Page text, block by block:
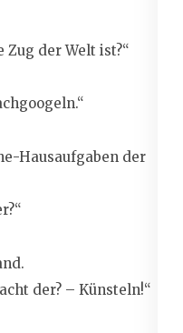
Zug der Welt ist?“
Hausaufgaben der
der? – Künsteln!“